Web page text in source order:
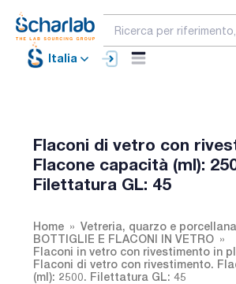
Italia
Flaconi di vetro con
Flacone capacità (ml):
Filettatura GL: 45
Home
Vetreria, quarzo e porcellana
BOTTIGLIE E FLACONI IN VETRO
Flaconi in vetro con rivestimento in
Flaconi di vetro con rivestimento.
(ml): 2500. Filettatura GL: 45